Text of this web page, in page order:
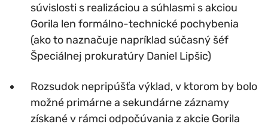
súvislosti s realizáciou a súhlasmi s akciou
Gorila len formálno-technické pochybenia
(ako to naznačuje napríklad súčasný šéf
Špeciálnej prokuratúry Daniel Lipšic)
Rozsudok nepripúšťa výklad, v ktorom by bolo
možné primárne a sekundárne záznamy
získané v rámci odpočúvania z akcie Gorila